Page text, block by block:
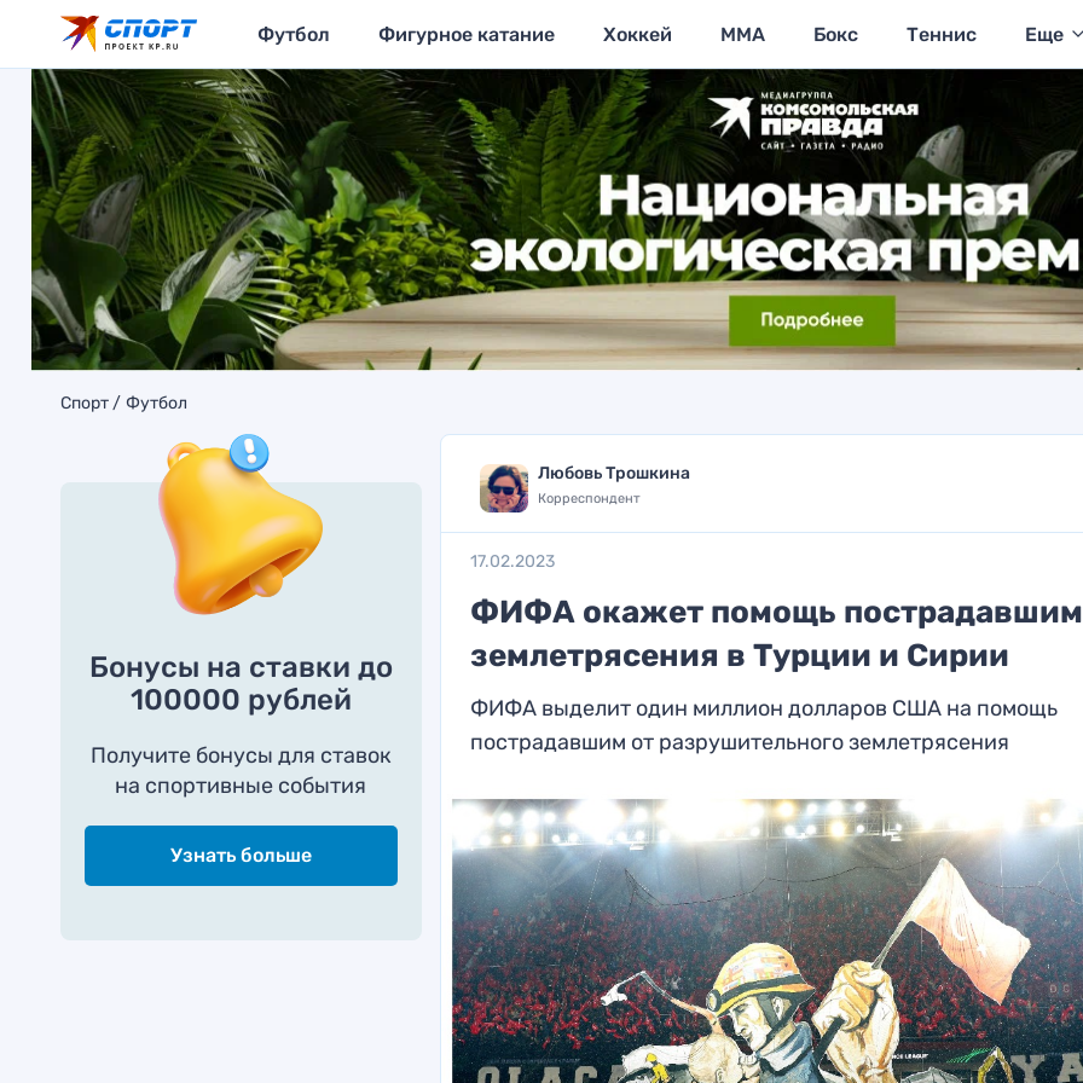
Футбол Фигурное катание Хоккей MMA Бокс Теннис Еще
Спорт Футбол
Бонусы на ставки до
100000 рублей
Получите бонусы для ставок
на спортивные события
Узнать больше
Любовь Трошкина
Корреспондент
17.02.2023
ФИФА окажет помощь
землетрясения в Турции и Сирии
ФИФА выделит один миллион долларов США на помощь
пострадавшим от разрушительного землетрясения